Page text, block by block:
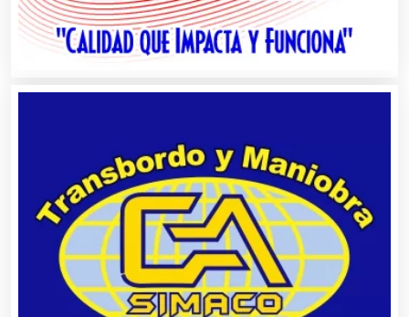
Artículos de Oficina
Artículos Deportivos
Artículos Importados
Artículos para el Hogar